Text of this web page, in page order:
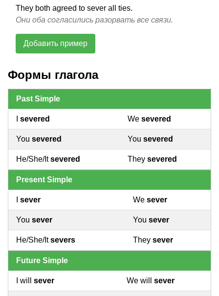
They both agreed to sever all ties.
Они оба согласились разорвать все связи.
Добавить пример
Формы глагола
Past Simple
severed We severed
You severed You severed
He/She/Itsevered They severed
Present Simple
sever We sever
You sever You sever
He/She/Itsevers They sever
Future Simple
I will sever We will sever